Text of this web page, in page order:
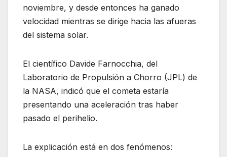
noviembre, y desde entonces ha ganado
velocidad mientras se dirige hacia las afueras
del sistema solar.
El científico Davide Farnocchia, del
Laboratorio de Propulsión a Chorro (JPL) de
la NASA, indicó que el cometa estaría
presentando una aceleración tras haber
pasado el perihelio.
La explicación está en dos fenómenos: